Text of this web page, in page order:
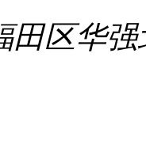
田区华